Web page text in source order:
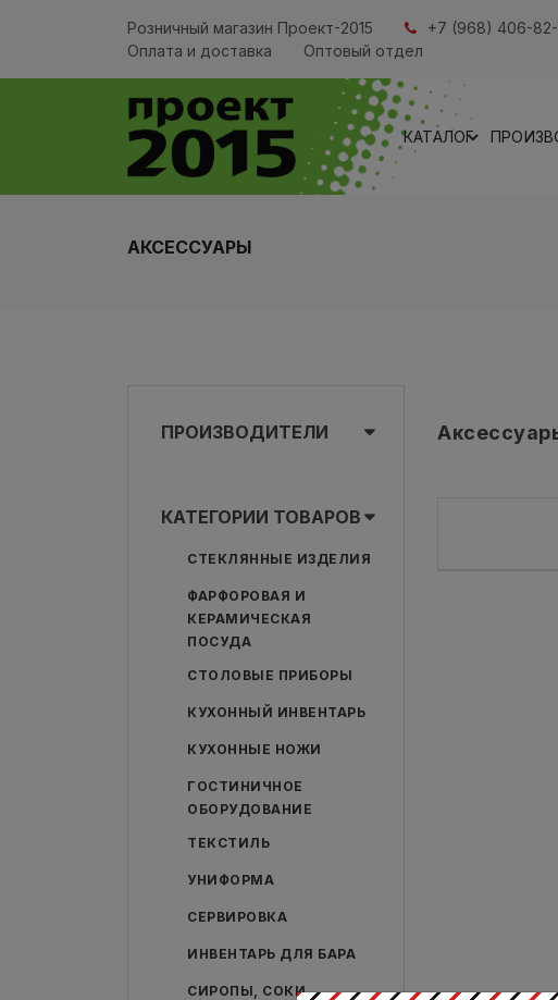
Розничный магазин Проект-2015 +7 (968) 406-
Оплата и доставка
Оптовый отдел
КАТАЛОГ
АКСЕССУАРЫ
ПРОИЗВОДИТЕЛИ
КАТЕГОРИИ ТОВАРОВ
СТЕКЛЯННЫЕ ИЗДЕЛИЯ
ФАРФОРОВАЯ И
КЕРАМИЧЕСКАЯ
ПОСУДА
СТОЛОВЫЕ ПРИБОРЫ
КУХОННЫЙ ИНВЕНТАРЬ
КУХОННЫЕ НОЖИ
ГОСТИНИЧНОЕ
ОБОРУДОВАНИЕ
ТЕКСТИЛЬ
УНИФОРМА
СЕРВИРОВКА
ИНВЕНТАРЬ ДЛЯ БАРА
СИРОПЫ, СОКИ,